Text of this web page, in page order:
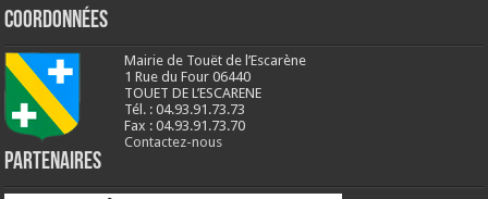
Coordonnées
Mairie de Touët de l’Escarène
1 Rue du Four 06440
TOUET DE L’ESCARENE
Tél. : 04.93.91.73.73
Fax : 04.93.91.73.70
Contactez-nous
Partenaires